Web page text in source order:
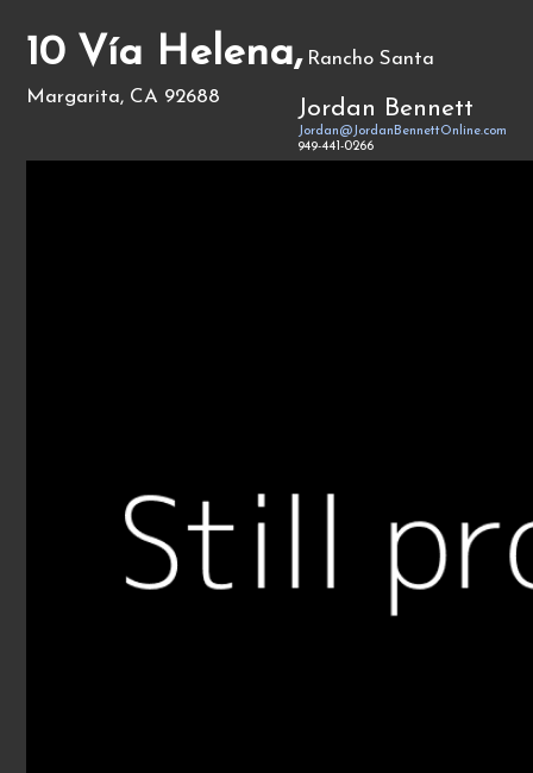
10 Vía Helena, Rancho Santa
Margarita, CA 92688
Jordan Bennett
Jordan@JordanBennettOnline.com
949-441-0266